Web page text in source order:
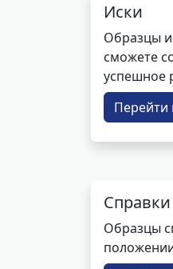
Иски
Образцы
сможете
успешное
Перейти
Справки
Образцы